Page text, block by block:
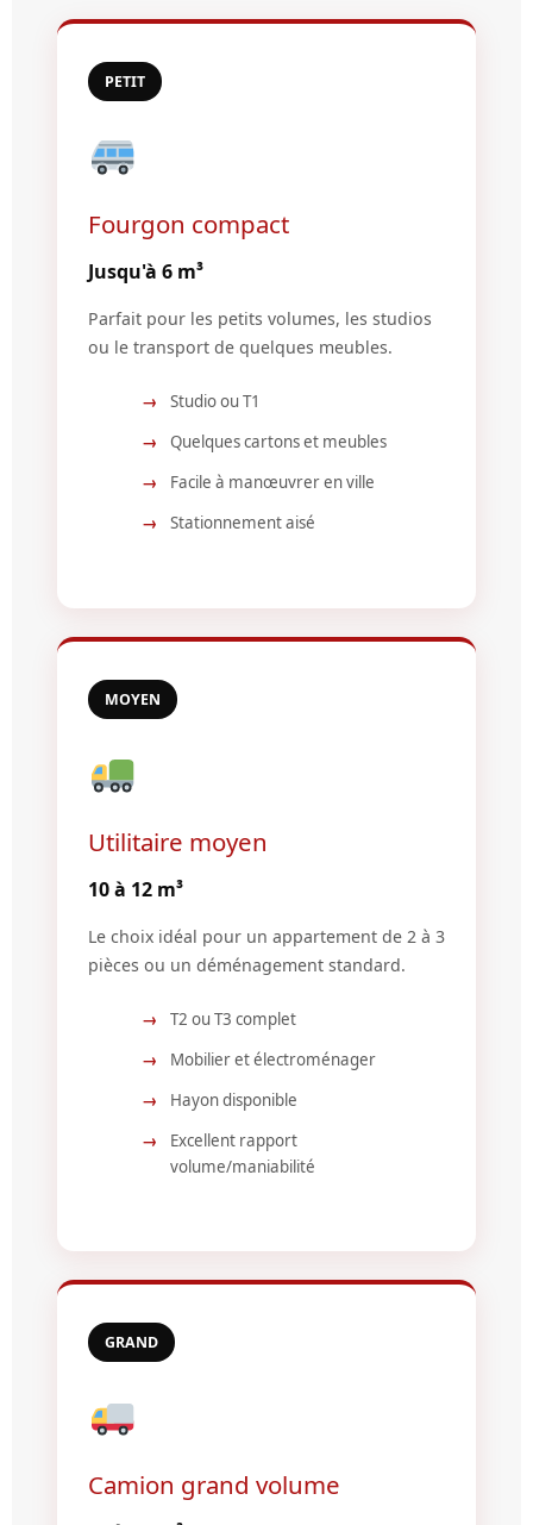
PETIT
Fourgon compact
Jusqu'à 6 m³
Parfait pour les petits volumes, les studios
ou le transport de quelques meubles.
Studio ou T1
Quelques cartons et meubles
Facile à manœuvrer en ville
Stationnement aisé
MOYEN
Utilitaire moyen
10 à 12 m³
Le choix idéal pour un appartement de 2 à 3
pièces ou un déménagement standard.
T2 ou T3 complet
Mobilier et électroménager
Hayon disponible
Excellent rapport
volume/maniabilité
GRAND
Camion grand volume